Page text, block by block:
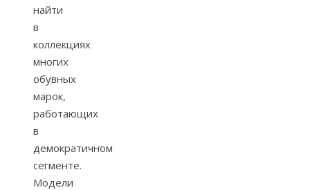
найти
в
коллекциях
многих
обувных
марок,
работающих
в
демократичном
сегменте.
Модели